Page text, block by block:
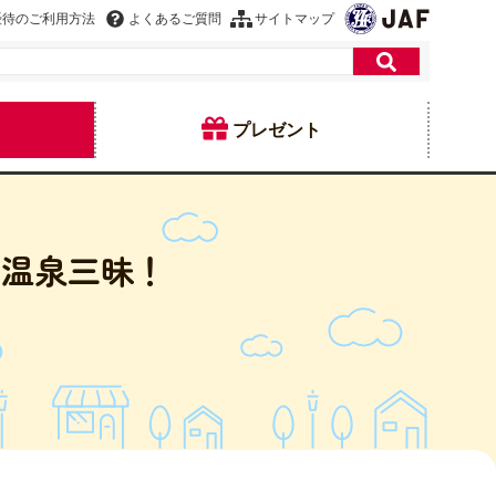
のご利用方法 よくあるご質問 サイトマップ
プレゼント
泉三昧！